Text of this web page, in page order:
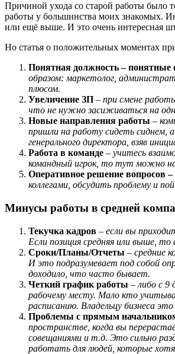
Причиной ухода со старой работы было
работы у большинства моих знакомых.
или ещё выше. И это очень интересная
Но статья о положительных моментах
Понятная должность – понятные
образом: маркетолог,
плюсом.
Увеличение ЗП – при смене
что не нужно засиживаться на
Новые направления работы –
пришли на работу сидеть сиднем,
генерального директора, взяв
Работа в команде – учитесь
командный игрок, то тут можно
Оперативное решение вопросов–
коллегами, обсудить проблему и
Минусы работы в средней
Текучка кадров – если вы
Если позиция средняя или выше,
Сроки/Планы/Отчеты – средние
И это подразумевает под собой
доходило, что часто бывает.
Четкий график работы – либо с 9
рабочему месту. Мало кто
расписанию. Владельцу бизнеса
Проблемы с прямым
пространстве, когда вы
совещаниями и т.д. Это сильно
работать для людей, которые